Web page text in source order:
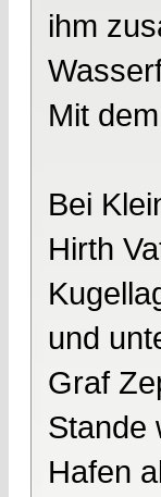
ihm
Mit
Bei
Hirth
und
Graf
Stande
Hafen